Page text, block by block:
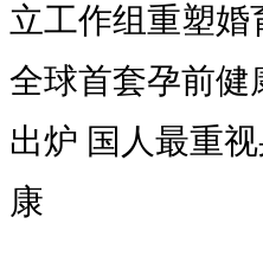
立工作组重塑婚
全球首套孕前健
出炉 国人最重
康